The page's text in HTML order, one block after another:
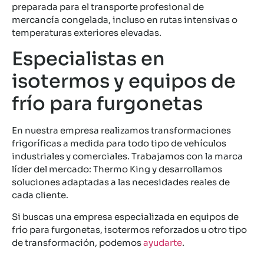
preparada para el transporte profesional de
mercancía congelada, incluso en rutas intensivas o
temperaturas exteriores elevadas.
Especialistas en
isotermos y equipos de
frío para furgonetas
En nuestra empresa realizamos transformaciones
frigoríficas a medida para todo tipo de vehículos
industriales y comerciales. Trabajamos con la marca
líder del mercado: Thermo King y desarrollamos
soluciones adaptadas a las necesidades reales de
cada cliente.
Si buscas una empresa especializada en equipos de
frío para furgonetas, isotermos reforzados u otro tipo
de transformación, podemosayudarte.